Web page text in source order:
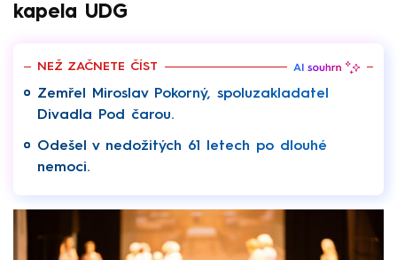
kapela UDG
NEŽ ZAČNETE ČÍST
Zemřel Miroslav Pokorný, spoluzakladatel
Divadla Pod čarou.
Odešel v nedožitých 61 letech po dlouhé
nemoci.